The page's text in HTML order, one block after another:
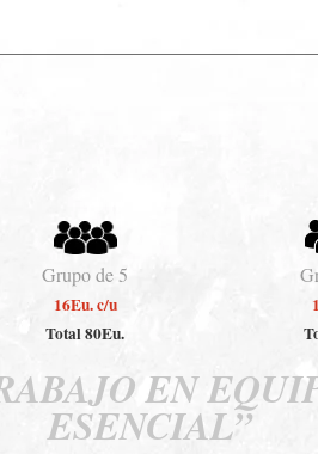
Grupo de 5
16Eu. c/u
Total 80Eu.
EN
ESENCIAL”